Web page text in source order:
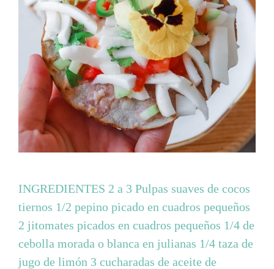
INGREDIENTES 2 a 3 Pulpas suaves de cocos
tiernos 1/2 pepino picado en cuadros pequeños
2 jitomates picados en cuadros pequeños 1/4 de
cebolla morada o blanca en julianas 1/4 taza de
jugo de limón 3 cucharadas de aceite de